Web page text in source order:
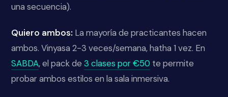
una secuencia).
Quiero ambos: La mayoría de practicantes hacen
ambos. Vinyasa 2-3 veces/semana, hatha 1 vez. En
SABDA, el pack de 3 clases por €50 te permite
probar ambos estilos en la sala inmersiva.